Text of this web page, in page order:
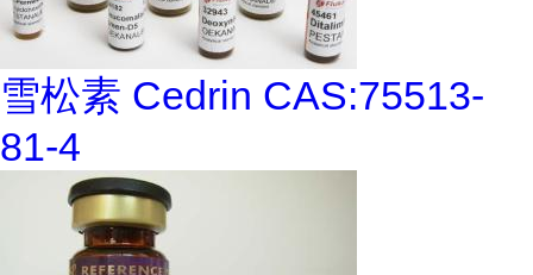
雪松素 Cedrin CAS:75513-
81-4